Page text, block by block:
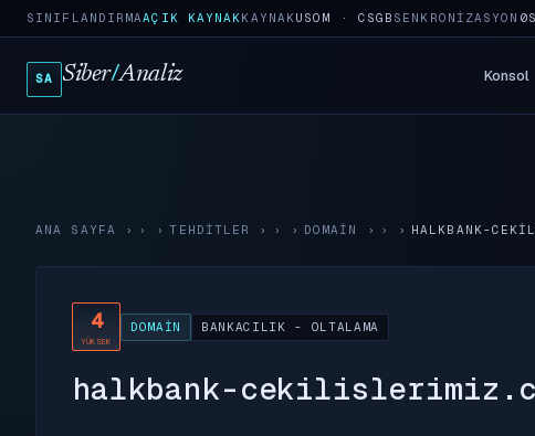
SINIFLANDIRMAAÇIK KAYNAKKAYNAKUSOM · CSGB SENKRONIZASYON
SA Siber/Analiz Konsol
ANA SAYFA › TEHDITLER › DOMAIN › HALKBANK-
4
YÜKSEK
DOMAIN BANKACILIK - OLTALAMA
halkbank-